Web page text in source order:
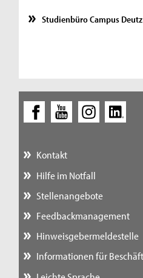
Studienbüro Campus
Kontakt
Hilfe im Notfall
Stellenangebote
Feedbackmanagement
Hinweisgebermeldestelle
Informationen für